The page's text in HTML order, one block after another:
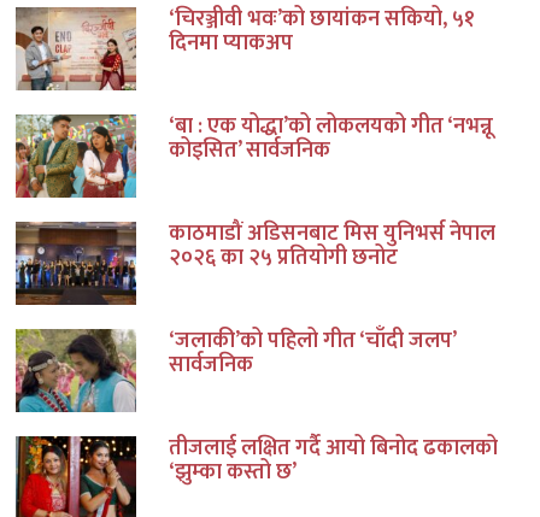
‘चिरञ्जीवी भवः’को छायांकन सकियो, ५१
दिनमा प्याकअप
‘बा : एक योद्धा’को लोकलयको गीत ‘नभन्नू
कोइसित’ सार्वजनिक
काठमाडौं अडिसनबाट मिस युनिभर्स नेपाल
२०२६ का २५ प्रतियोगी छनोट
‘जलाकी’को पहिलो गीत ‘चाँदी जलप’
सार्वजनिक
तीजलाई लक्षित गर्दै आयो बिनोद ढकालको
‘झुम्का कस्तो छ’